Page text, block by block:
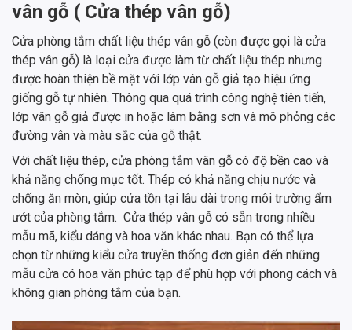
vân gỗ ( Cửa thép vân gỗ)
Cửa phòng tắm chất liệu thép vân gỗ (còn được gọi là cửa
thép vân gỗ) là loại cửa được làm từ chất liệu thép nhưng
được hoàn thiện bề mặt với lớp vân gỗ giả tạo hiệu ứng
giống gỗ tự nhiên. Thông qua quá trình công nghệ tiên tiến,
lớp vân gỗ giả được in hoặc làm bằng sơn và mô phỏng các
đường vân và màu sắc của gỗ thật.
Với chất liệu thép, cửa phòng tắm vân gỗ có độ bền cao và
khả năng chống mục tốt. Thép có khả năng chịu nước và
chống ăn mòn, giúp cửa tồn tại lâu dài trong môi trường ẩm
ướt của phòng tắm. Cửa thép vân gỗ có sẵn trong nhiều
mẫu mã, kiểu dáng và hoa văn khác nhau. Bạn có thể lựa
chọn từ những kiểu cửa truyền thống đơn giản đến những
mẫu cửa có hoa văn phức tạp để phù hợp với phong cách và
không gian phòng tắm của bạn.